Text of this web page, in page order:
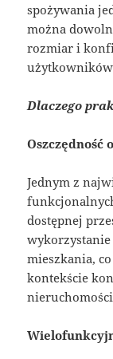
spożywania
można
rozmiar i
Dlaczego
Oszczędność
Jednym z
dostępnej
wykorzystanie
mieszkania,
kontekście